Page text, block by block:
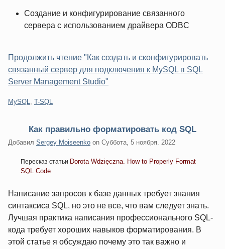
Создание и конфигурирование связанного
сервера с использованием драйвера ODBC
Продолжить чтение "Как создать и сконфигурировать
связанный сервер для подключения к MySQL в SQL
Server Management Studio"
Категории:
MySQL T-SQL
Как правильно форматировать код SQL
Добавил Sergey Moiseenko on Суббота, 5 ноября. 2022
Пересказ статьи Dorota Wdzięczna. How to Properly Format
SQL Code
Написание запросов к базе данных требует знания
синтаксиса SQL, но это не все, что вам следует знать.
Лучшая практика написания профессионального SQL-
кода требует хороших навыков форматирования. В
этой статье я обсуждаю почему это так важно и